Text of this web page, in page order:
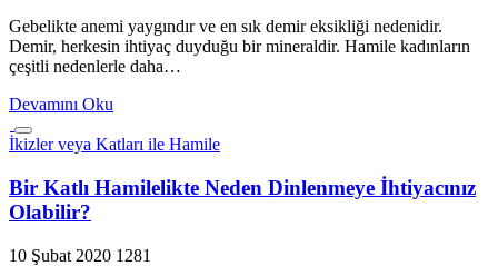
Gebelikte anemi yaygındır ve en sık demir eksikliği nedenidir.
Demir, herkesin ihtiyaç duyduğu bir mineraldir. Hamile kadınların
çeşitli nedenlerle daha…
Devamını Oku
İkizler veya Katları ile Hamile
Bir Katlı Hamilelikte Neden Dinlenmeye İhtiyacınız
Olabilir?
10 Şubat 2020 1281